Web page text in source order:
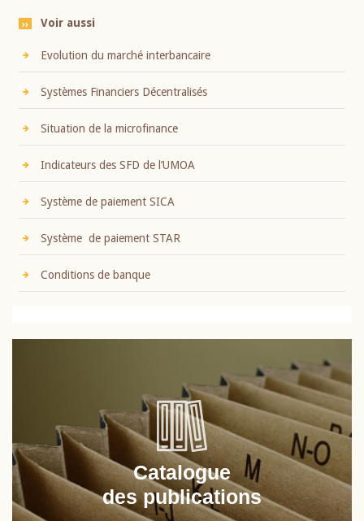
Voir aussi
Evolution du marché interbancaire
Systèmes Financiers Décentralisés
Situation de la microfinance
Indicateurs des SFD de l’UMOA
Système de paiement SICA
Système de paiement STAR
Conditions de banque
Catalogue
des publications